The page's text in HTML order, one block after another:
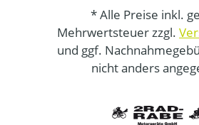
* Alle Preise inkl.
Mehrwertsteuer zzgl.
und ggf.
nicht anders